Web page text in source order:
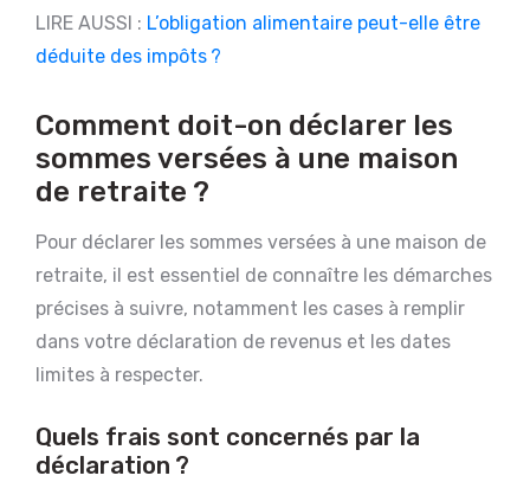
LIRE AUSSI : L’obligation alimentaire peut-elle être
déduite des impôts ?
Comment doit-on déclarer les
sommes versées à une maison
de retraite ?
Pour déclarer les sommes versées à une maison de
retraite, il est essentiel de connaître les démarches
précises à suivre, notamment les cases à remplir
dans votre déclaration de revenus et les dates
limites à respecter.
Quels frais sont concernés par la
déclaration ?